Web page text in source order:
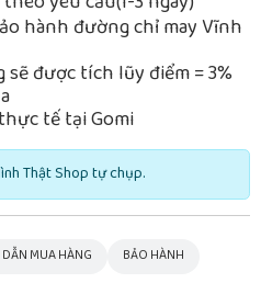
hành đường chỉ may Vĩnh
sẽ được tích lũy điểm = 3%
tế tại Gomi
Thật Shop tự chụp.
MUA HÀNG BẢO HÀNH